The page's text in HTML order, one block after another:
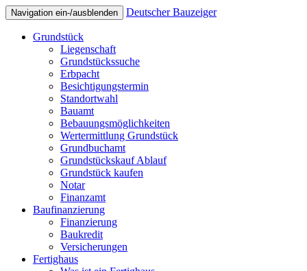
Navigation ein-/ausblenden Deutscher Bauzeiger
Grundstück
Liegenschaft
Grundstückssuche
Erbpacht
Besichtigungstermin
Standortwahl
Bauamt
Bebauungsmöglichkeiten
Wertermittlung Grundstück
Grundbuchamt
Grundstückskauf Ablauf
Grundstück kaufen
Notar
Finanzamt
Baufinanzierung
Finanzierung
Baukredit
Versicherungen
Fertighaus